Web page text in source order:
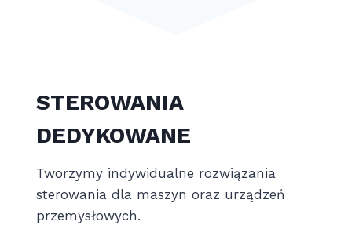
STEROWANIA
DEDYKOWANE
Tworzymy indywidualne rozwiązania
sterowania dla maszyn oraz urządzeń
przemysłowych.